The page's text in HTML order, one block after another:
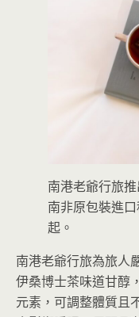
南港老爺行旅
南非原包裝進
起。
南港老爺行旅為旅人
伊桑博士茶味道甘醇
元素，可調整體質且